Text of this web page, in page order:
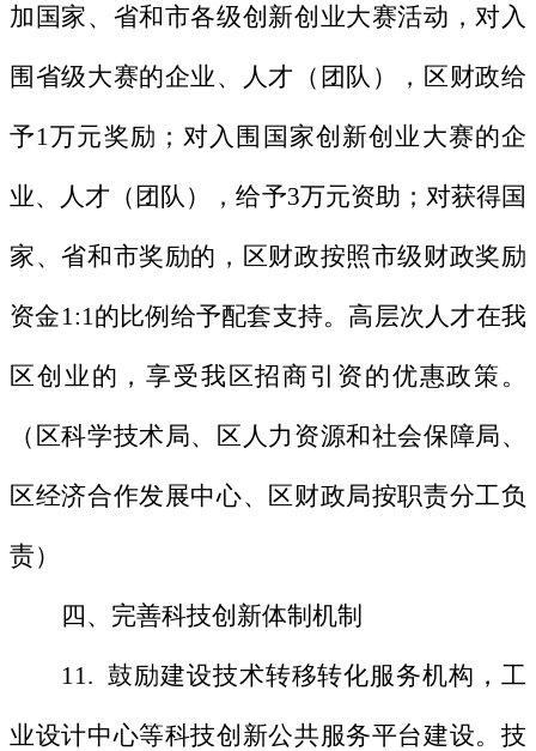
加国家、省和市各级创新创业大赛活动，对入
围省级大赛的企业、人才（团队），区财政给
予1万元奖励；对入围国家创新创业大赛的企
业、人才（团队），给予3万元资助；对获得国
家、省和市奖励的，区财政按照市级财政奖励
资金1:1的比例给予配套支持。高层次人才在我
区创业的，享受我区招商引资的优惠政策。
（区科学技术局、区人力资源和社会保障局、
区经济合作发展中心、区财政局按职责分工负
责）
四、完善科技创新体制机制
11. 鼓励建设技术转移转化服务机构，工
业设计中心等科技创新公共服务平台建设。技